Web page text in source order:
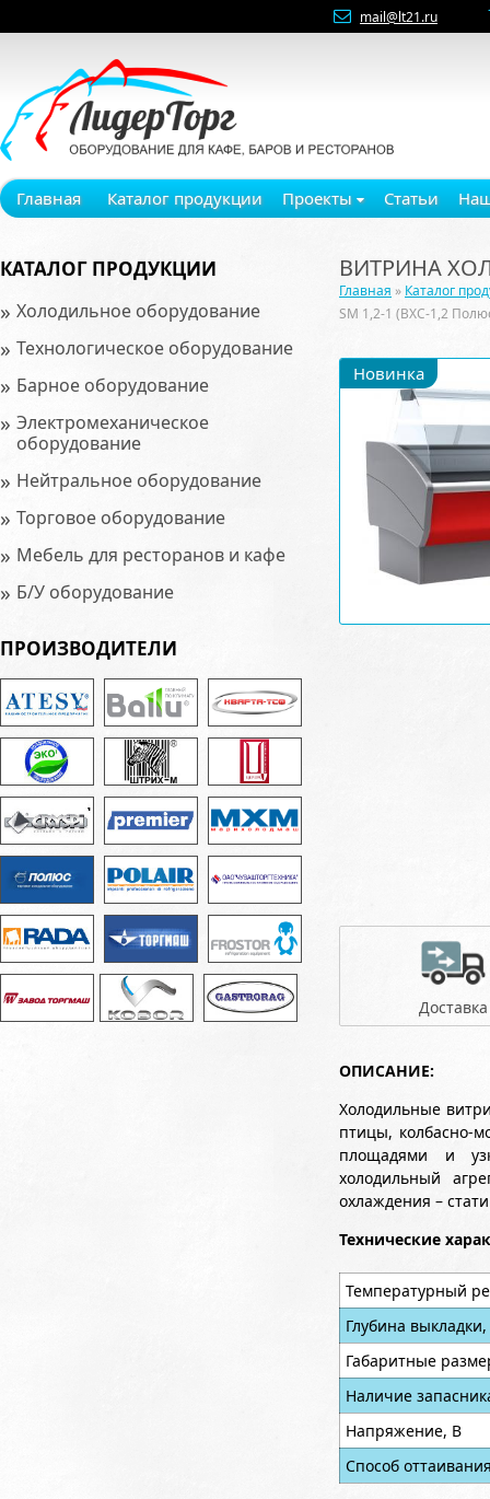
mail@lt21.ru
Главная Каталог продукции Проекты Статьи
КАТАЛОГ ПРОДУКЦИИ
» Холодильное оборудование
» Технологическое оборудование
» Барное оборудование
» Электромеханическое
оборудование
» Нейтральное оборудование
» Торговое оборудование
» Мебель для ресторанов и кафе
» Б/У оборудование
ПРОИЗВОДИТЕЛИ
ВИТРИНА
Главная » Каталог
SM 1,2-1 (ВХС-1,2
Новинка
Доставка
ОПИСАНИЕ:
Холодильные
птицы, колбасно-
площадями и
холодильный
охлаждения –
Технические
Температурный
Глубина
Габаритные
Наличие
Напряжение, В
Способ